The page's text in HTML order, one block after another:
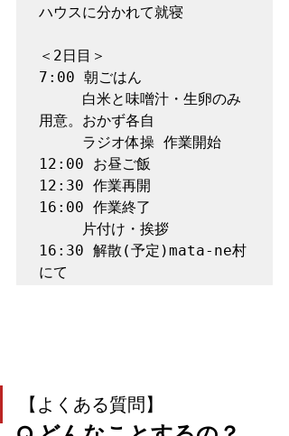
ハウスに分かれて就寝
＜2日目＞
7:00 朝ごはん
白米と味噌汁・生卵のみ
用意。おかず各自
ラジオ体操 作業開始
12:00 お昼ご飯
12:30 作業再開
16:00 作業終了
片付け・挨拶
16:30 解散(予定)mata-ne村
【よくある質問】